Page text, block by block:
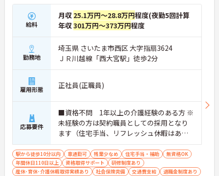
給料
月収 25.1万円～28.8万円程度(夜勤5回計算
年収301万円～373万円程度
勤務地
埼玉県 さいたま市西区 大字指扇3624
ＪＲ川越線「西大宮駅」徒歩2分
雇用形態 正社員(正職員)
応募要件
■資格不問 1年以上の介護経験のある方 ※
未経験の方は契約職員としての採用となり
ます（住宅手当、リフレッシュ休暇はあり
ません）
駅から徒歩10分以内 車通勤可 残業少なめ 住宅手当・補助
無資格OK
年間休日110日以上
資格取得サポート
研修制度あり
産休･育休･介護休暇取得実績あり
社会保険完備 交通費支給 退職金制度あり